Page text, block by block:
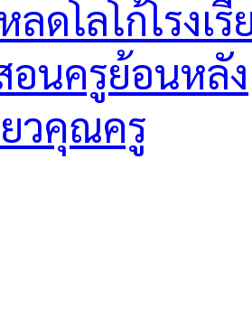
ลดโลโก้โรงเ
อนครูย้อนหลัง
วคุณครู